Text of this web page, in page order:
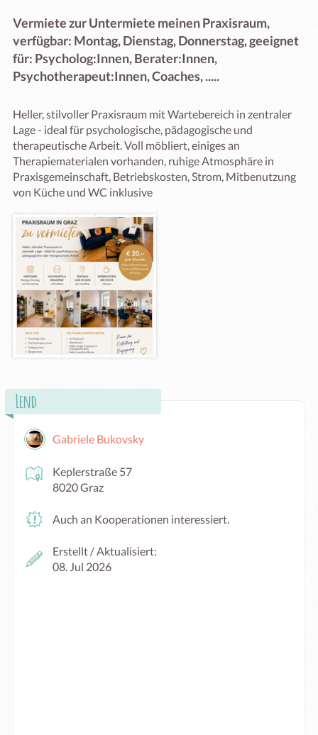
Vermiete zur Untermiete meinen Praxisraum,
verfügbar: Montag, Dienstag, Donnerstag, geeignet
für: Psycholog:Innen, Berater:Innen,
Psychotherapeut:Innen, Coaches, .....
Heller, stilvoller Praxisraum mit Wartebereich in zentraler
Lage - ideal für psychologische, pädagogische und
therapeutische Arbeit. Voll möbliert, einiges an
Therapiematerialen vorhanden, ruhige Atmosphäre in
Praxisgemeinschaft, Betriebskosten, Strom, Mitbenutzung
von Küche und WC inklusive
Lend
Gabriele Bukovsky
Keplerstraße 57
8020 Graz
Auch an Kooperationen interessiert.
Erstellt / Aktualisiert:
08. Jul 2026